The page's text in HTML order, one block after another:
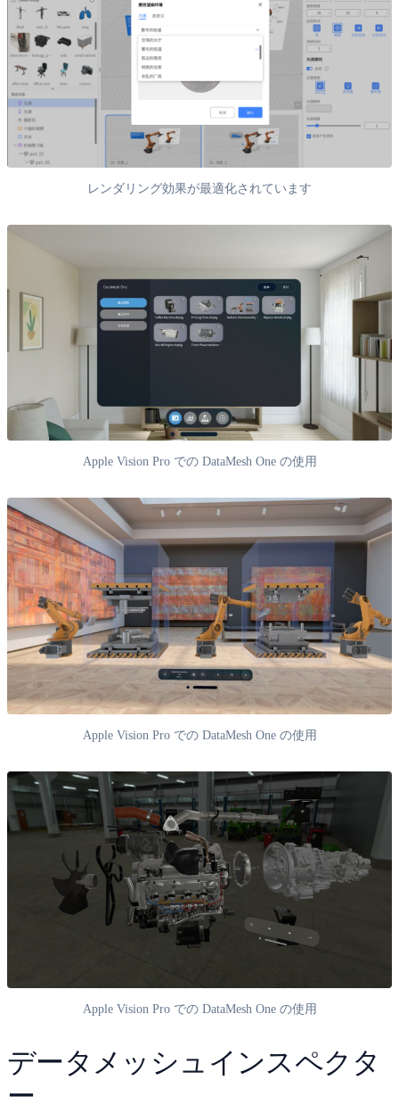
レンダリング効果が最適化されています
Apple Vision Pro での DataMesh One の使用
Apple Vision Pro での DataMesh One の使用
Apple Vision Pro での DataMesh One の使用
データメッシュインスペクタ
ー